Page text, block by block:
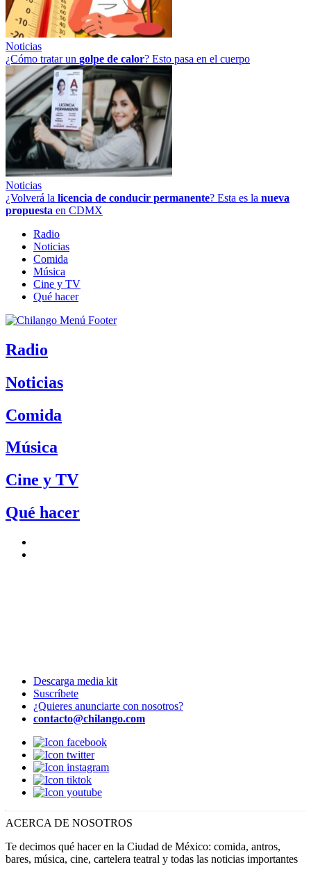
Noticias
¿Cómo tratar un golpe de calor? Esto pasa en el cuerpo
Noticias
¿Volverá la licencia de conducir permanente? Esta es la nueva
propuesta en CDMX
Radio
Noticias
Comida
Música
Cine y TV
Qué hacer
Radio
Noticias
Comida
Música
Cine y TV
Qué hacer
Descarga media kit
Suscríbete
¿Quieres anunciarte con nosotros?
contacto@chilango.com
ACERCA DE NOSOTROS
Te decimos qué hacer en la Ciudad de México: comida, antros,
bares, música, cine, cartelera teatral y todas las noticias importantes